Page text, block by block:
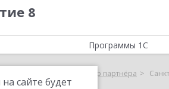
8
сайте будет
Программы 1С
Выбор партнёра